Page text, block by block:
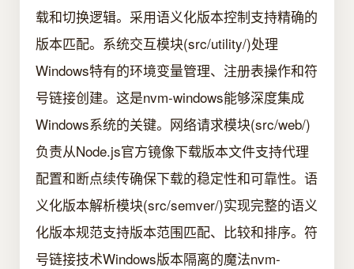
载和切换逻辑。采用语义化版本控制支持精确的
版本匹配。系统交互模块(src/utility/)处理
Windows特有的环境变量管理、注册表操作和符
号链接创建。这是nvm-windows能够深度集成
Windows系统的关键。网络请求模块(src/web/)
负责从Node.js官方镜像下载版本文件支持代理
配置和断点续传确保下载的稳定性和可靠性。语
义化版本解析模块(src/semver/)实现完整的语义
化版本规范支持版本范围匹配、比较和排序。符
号链接技术Windows版本隔离的魔法nvm-